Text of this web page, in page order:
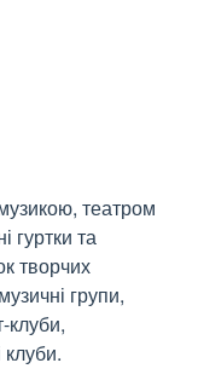
театром
гуртки та
творчих
групи,
клуби,
клуби.